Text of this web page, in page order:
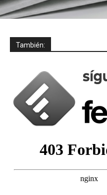
También: